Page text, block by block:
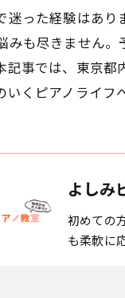
迷った経験はあ
みも尽きません
記事では、東京
いくピアノライフ
よしみ
初めての
も柔軟に